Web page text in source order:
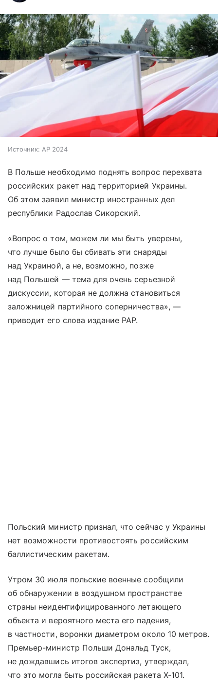
Источник: AP 2024
В Польше необходимо поднять вопрос перехвата
российских ракет над территорией Украины.
Об этом заявил министр иностранных дел
республики Радослав Сикорский.
«Вопрос о том, можем ли мы быть уверены,
что лучше было бы сбивать эти снаряды
над Украиной, а не, возможно, позже
над Польшей — тема для очень серьезной
дискуссии, которая не должна становиться
заложницей партийного соперничества», —
приводит его слова издание PAP.
Польский министр признал, что сейчас у Украины
нет возможности противостоять российским
баллистическим ракетам.
Утром 30 июля польские военные сообщили
об обнаружении в воздушном пространстве
страны неидентифицированного летающего
объекта и вероятного места его падения,
в частности, воронки диаметром около 10 метров.
Премьер-министр Польши Дональд Туск,
не дождавшись итогов экспертиз, утверждал,
что это могла быть российская ракета Х-101.